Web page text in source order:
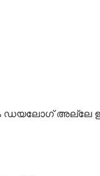
ഡയലോഗ് അല്ലേ